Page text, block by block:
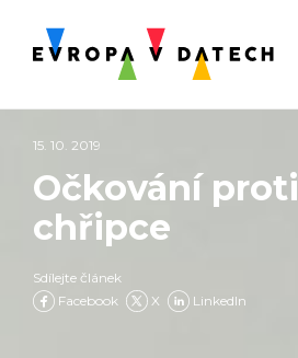
15. 10. 2019
Očkování proti
chřipce
Sdílejte článek
Facebook
X LinkedIn